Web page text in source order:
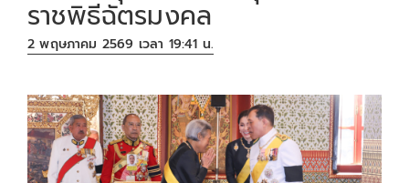
ราชพิธีฉัตรมงคล
2 พฤษภาคม 2569 เวลา 19:41 น.